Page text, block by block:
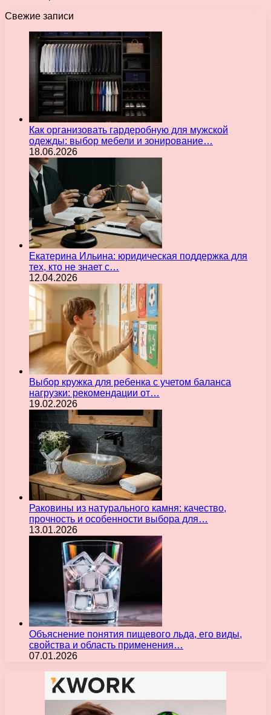
Свежие записи
Как организовать гардеробную для мужской
одежды: выбор мебели и зонирование…
18.06.2026
Екатерина Ильина: юридическая поддержка для
тех, кто не знает с…
12.04.2026
Выбор кружка для ребенка с учетом баланса
нагрузки: рекомендации от…
19.02.2026
Раковины из натурального камня: качество,
прочность и особенности выбора для…
13.01.2026
Объяснение понятия пищевого льда, его виды,
свойства и область применения…
07.01.2026